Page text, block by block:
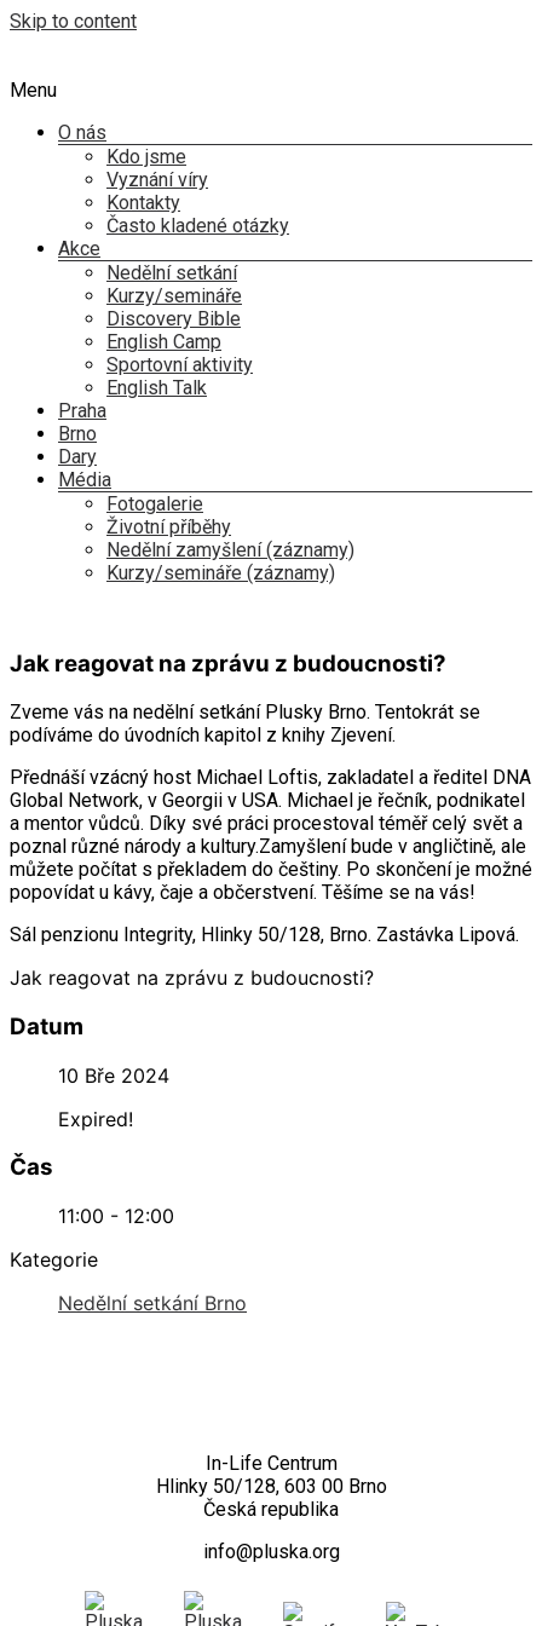
Skip to content
Menu
O nás
Kdo jsme
Vyznání víry
Kontakty
Často kladené otázky
Akce
Nedělní setkání
Kurzy/semináře
Discovery Bible
English Camp
Sportovní aktivity
English Talk
Praha
Brno
Dary
Média
Fotogalerie
Životní příběhy
Nedělní zamyšlení (záznamy)
Kurzy/semináře (záznamy)
Jak reagovat na zprávu z budoucnosti?
Zveme vás na nedělní setkání Plusky Brno. Tentokrát se
podíváme do úvodních kapitol z knihy Zjevení.
Přednáší vzácný host Michael Loftis, zakladatel a ředitel DNA
Global Network, v Georgii v USA. Michael je řečník, podnikatel
a mentor vůdců. Díky své práci procestoval téměř celý svět a
poznal různé národy a kultury.Zamyšlení bude v angličtině, ale
můžete počítat s překladem do češtiny. Po skončení je možné
popovídat u kávy, čaje a občerstvení. Těšíme se na vás!
Sál penzionu Integrity, Hlinky 50/128, Brno. Zastávka Lipová.
Jak reagovat na zprávu z budoucnosti?
Datum
10 Bře 2024
Expired!
Čas
11:00 - 12:00
Kategorie
Nedělní setkání Brno
In-Life Centrum
Hlinky 50/128, 603 00 Brno
Česká republika
info@pluska.org